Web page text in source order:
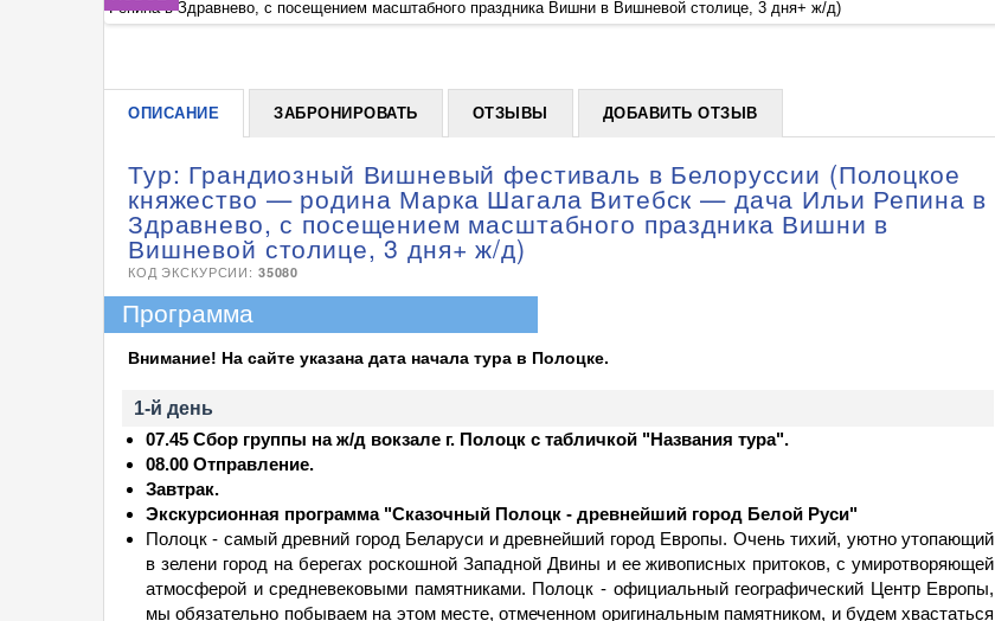
+
Репина в Здравнево, с посещением масштабного праздника Вишни в Вишневой столице, 3 дня+ ж/д)
ОПИСАНИЕ ЗАБРОНИРОВАТЬ ОТЗЫВЫ ДОБАВИТЬ ОТЗЫВ
Тур: Грандиозный Вишневый фестиваль в Белоруссии (Полоцкое
княжество — родина Марка Шагала Витебск — дача Ильи Репина в
Здравнево, с посещением масштабного праздника Вишни в
Вишневой столице, 3 дня+ ж/д)
КОД ЭКСКУРСИИ: 35080
Программа
Внимание! На сайте указана дата начала тура в Полоцке.
1-й день
07.45 Сбор группы на ж/д вокзале г. Полоцк с табличкой "Названия тура".
08.00 Отправление.
Завтрак.
Экскурсионная программа "Сказочный Полоцк - древнейший город Белой Руси"
Полоцк - самый древний город Беларуси и древнейший город Европы. Очень тихий, уютно утопающий
в зелени город на берегах роскошной Западной Двины и ее живописных притоков, с умиротворяющей
атмосферой и средневековыми памятниками. Полоцк - официальный географический Центр Европы,
мы обязательно побываем на этом месте, отмеченном оригинальным памятником, и будем хвастаться